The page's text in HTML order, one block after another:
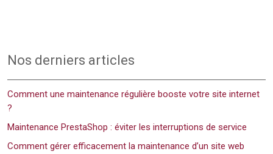
Nos derniers articles
Comment une maintenance régulière booste votre site internet
?
Maintenance PrestaShop : éviter les interruptions de service
Comment gérer efficacement la maintenance d’un site web